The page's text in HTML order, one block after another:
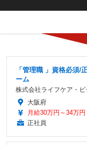
「管理職 」資格必須/
ーム
株式会社ライフケア・
大阪府
月給30万円～34万円
正社員